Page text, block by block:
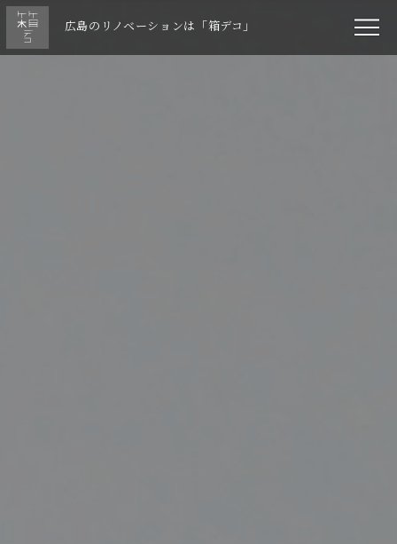
広島のリノベーションは「箱デコ」